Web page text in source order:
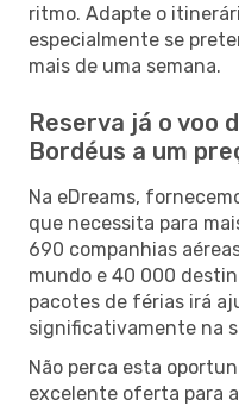
ritmo. Adapte o
especialmente se
mais de uma semana.
Reserva já o voo
Bordéus a um
Na eDreams,
que necessita para
690 companhias
mundo e 40 000
pacotes de férias irá
significativamente na
Não perca esta
excelente oferta para